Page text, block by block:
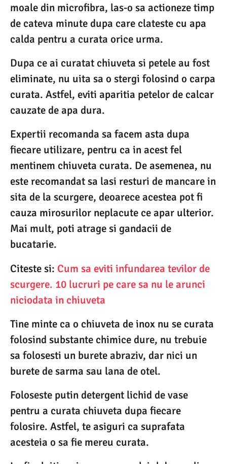
moale din microfibra, las-o sa actioneze timp
de cateva minute dupa care clateste cu apa
calda pentru a curata orice urma.
Dupa ce ai curatat chiuveta si petele au fost
eliminate, nu uita sa o stergi folosind o carpa
curata. Astfel, eviti aparitia petelor de calcar
cauzate de apa dura.
Expertii recomanda sa facem asta dupa
fiecare utilizare, pentru ca in acest fel
mentinem chiuveta curata. De asemenea, nu
este recomandat sa lasi resturi de mancare in
sita de la scurgere, deoarece acestea pot fi
cauza mirosurilor neplacute ce apar ulterior.
Mai mult, poti atrage si gandacii de
bucatarie.
Citeste si: Cum sa eviti infundarea tevilor de
scurgere. 10 lucruri pe care sa nu le arunci
niciodata in chiuveta
Tine minte ca o chiuveta de inox nu se curata
folosind substante chimice dure, nu trebuie
sa folosesti un burete abraziv, dar nici un
burete de sarma sau lana de otel.
Foloseste putin detergent lichid de vase
pentru a curata chiuveta dupa fiecare
folosire. Astfel, te asiguri ca suprafata
acesteia o sa fie mereu curata.